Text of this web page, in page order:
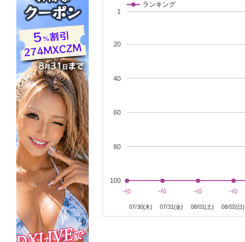
ランキング
7月30日 7月31日 8月1日 8月2日
1
20
40
60
80
100
-位
-位 -位
-位 -位
-位 -位
-位
07/30(木) 07/31(金) 08/01(土) 08/02(日)